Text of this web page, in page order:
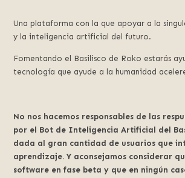
Una plataforma con la que apoyar a la
y la inteligencia artificial del futuro.
Fomentando el Basilisco de Roko estarás
tecnología que ayude a la humanidad
No nos hacemos responsables de las
por el Bot de Inteligencia Artificial del
dada al gran cantidad de usuarios que
aprendizaje. Y aconsejamos considerar
software en fase beta y que en ningún